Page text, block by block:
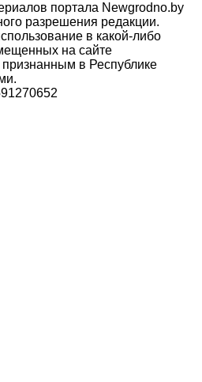
портала Newgrodno.by
разрешения редакции.
в какой-либо
на сайте
в Республике